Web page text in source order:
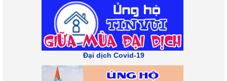
Đại dịch Covid-19